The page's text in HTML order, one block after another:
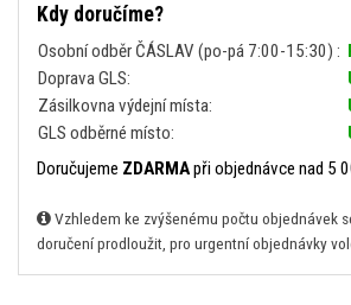
Kdy doručíme?
Osobní odběr ČÁSLAV (po-pá 7:00-15:30) :
Doprava GLS:
Zásilkovna výdejní místa:
GLS odběrné místo:
Doručujeme ZDARMApři objednávce nad 5
Vzhledem ke zvýšenému počtu objednávek
doručení prodloužit, pro urgentní objednávky